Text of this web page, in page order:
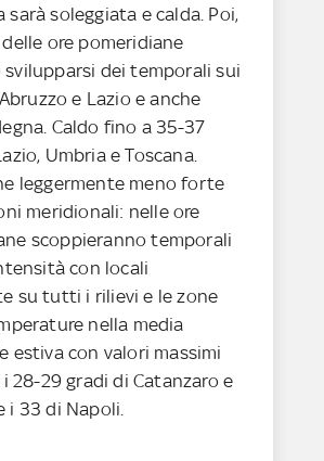
soleggiata e calda. Poi,
ore pomeridiane
dei temporali sui
e Lazio e anche
Caldo fino a 35-37
Umbria e Toscana.
leggermente meno forte
meridionali: nelle ore
scoppieranno temporali
con locali
su tutti i rilievi e le zone
nella media
estiva con valori massimi
28-29 gradi di Catanzaro e
i 33 di Napoli.